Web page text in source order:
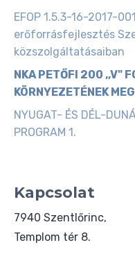
EFOP 1.5.3-16-2017-
erőforrásfejlesztés
közszolgáltatásaiban
NKA PETŐFI 200 ,,V"
KÖRNYEZETÉNEK
NYUGAT- ÉS DÉL-
PROGRAM 1.
Kapcsolat
7940 Szentlőrinc,
Templom tér 8.